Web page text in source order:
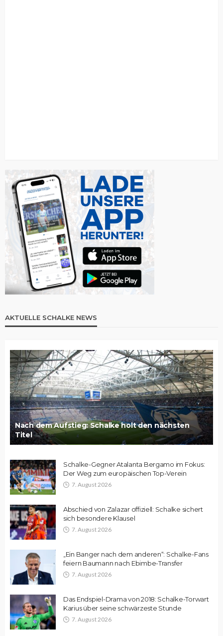
AKTUELLE SCHALKE NEWS
Nach dem Aufstieg: Schalke holt den nächsten
Titel
Schalke-Gegner Atalanta Bergamo im Fokus:
Der Weg zum europäischen Top-Verein
7. August 2026
Abschied von Zalazar offiziell: Schalke sichert
sich besondere Klausel
7. August 2026
„Ein Banger nach dem anderen“: Schalke-Fans
feiern Baumann nach Ebimbe-Transfer
7. August 2026
Das Endspiel-Drama von 2018: Schalke-Torwart
Karius über seine schwärzeste Stunde
7. August 2026